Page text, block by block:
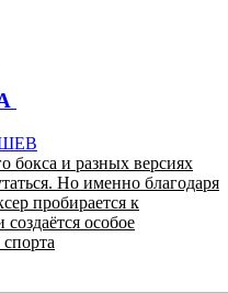
бокса и разных версиях
Но именно благодаря
пробирается к
особое